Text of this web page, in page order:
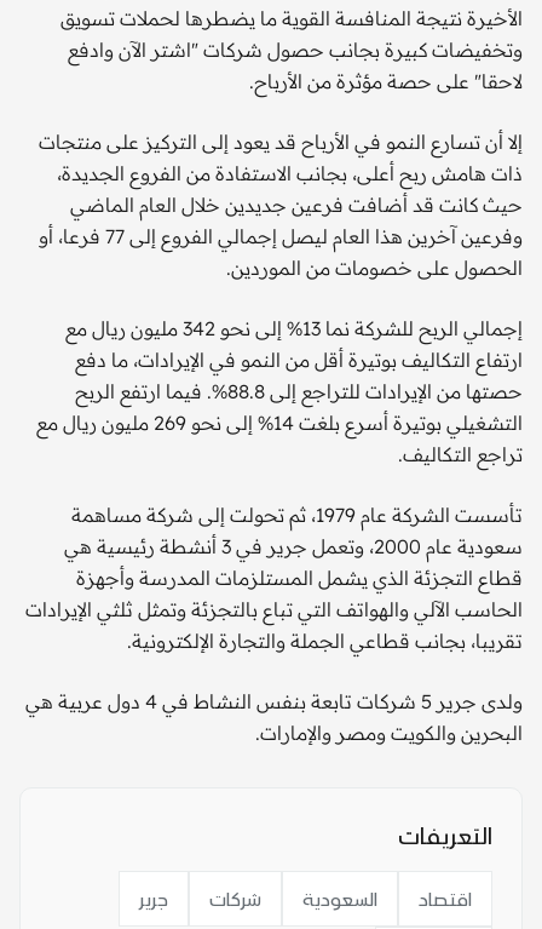
الأخيرة نتيجة المنافسة القوية ما يضطرها لحملات تسويق
وتخفيضات كبيرة بجانب حصول شركات "اشتر الآن وادفع
لاحقا" على حصة مؤثرة من الأرباح.
إلا أن تسارع النمو في الأرباح قد يعود إلى التركيز على منتجات
ذات هامش ربح أعلى، بجانب الاستفادة من الفروع الجديدة،
حيث كانت قد أضافت فرعين جديدين خلال العام الماضي
وفرعين آخرين هذا العام ليصل إجمالي الفروع إلى 77 فرعا، أو
الحصول على خصومات من الموردين.
إجمالي الربح للشركة نما 13% إلى نحو 342 مليون ريال مع
ارتفاع التكاليف بوتيرة أقل من النمو في الإيرادات، ما دفع
حصتها من الإيرادات للتراجع إلى 88.8%. فيما ارتفع الربح
التشغيلي بوتيرة أسرع بلغت 14% إلى نحو 269 مليون ريال مع
تراجع التكاليف.
تأسست الشركة عام 1979، ثم تحولت إلى شركة مساهمة
سعودية عام 2000، وتعمل جرير في 3 أنشطة رئيسية هي
قطاع التجزئة الذي يشمل المستلزمات المدرسة وأجهزة
الحاسب الآلي والهواتف التي تباع بالتجزئة وتمثل ثلثي الإيرادات
تقريبا، بجانب قطاعي الجملة والتجارة الإلكترونية.
ولدى جرير 5 شركات تابعة بنفس النشاط في 4 دول عربية هي
البحرين والكويت ومصر والإمارات.
التعريفات
اقتصاد السعودية شركات جرير